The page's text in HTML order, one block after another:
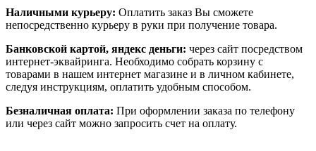
Наличными курьеру: Оплатить заказ Вы сможете
непосредственно курьеру в руки при получение товара.
Банковской картой, яндекс деньги: через сайт посредством
интернет-эквайринга. Необходимо собрать корзину с
товарами в нашем интернет магазине и в личном кабинете,
следуя инструкциям, оплатить удобным способом.
Безналичная оплата: При оформлении заказа по телефону
или через сайт можно запросить счет на оплату.